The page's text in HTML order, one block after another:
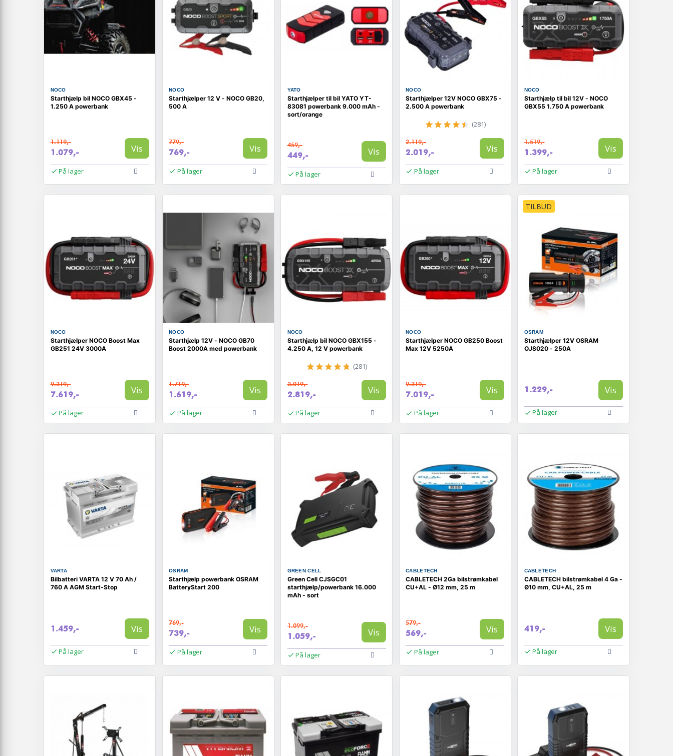
NOCO
Starthjælp bil NOCO GBX45 -
1.250 A powerbank
1.119,-
1.079,- Vis
På lager
NOCO
Starthjælper 12 V - NOCO GB20,
500 A
779,-
769,- Vis
På lager
YATO
Starthjælper til bil YATO YT-
83081 powerbank 9.000 mAh -
sort/orange
459,-
449,- Vis
På lager
NOCO
Starthjælper 12V NOCO GBX75 -
2.500 A powerbank
(281)
2.119,-
2.019,- Vis
På lager
NOCO
Starthjælp til bil 12V - NOCO
GBX55 1.750 A powerbank
1.519,-
1.399,- Vis
På lager
NOCO
Starthjælper NOCO Boost Max
GB251 24V 3000A
9.319,-
7.619,- Vis
På lager
NOCO
Starthjælp 12V - NOCO GB70
Boost 2000A med powerbank
1.719,-
1.619,- Vis
På lager
NOCO
Starthjælp bil NOCO GBX155 -
4.250 A, 12 V powerbank
(281)
3.019,-
2.819,- Vis
På lager
NOCO
Starthjælper NOCO GB250 Boost
Max 12V 5250A
9.319,-
7.019,- Vis
På lager
TILBUD
OSRAM
Starthjælper 12V OSRAM
OJS020 - 250A
1.229,- Vis
På lager
VARTA
Bilbatteri VARTA 12 V 70 Ah /
760 A AGM Start-Stop
1.459,- Vis
På lager
OSRAM
Starthjælp powerbank OSRAM
BatteryStart 200
769,-
739,- Vis
På lager
GREEN CELL
Green Cell CJSGC01
starthjælp/powerbank 16.000
mAh - sort
1.099,-
1.059,- Vis
På lager
CABLETECH
CABLETECH 2Ga bilstrømkabel
CU+AL - Ø12 mm, 25 m
579,-
569,- Vis
På lager
CABLETECH
CABLETECH bilstrømkabel 4 Ga -
Ø10 mm, CU+AL, 25 m
419,- Vis
På lager